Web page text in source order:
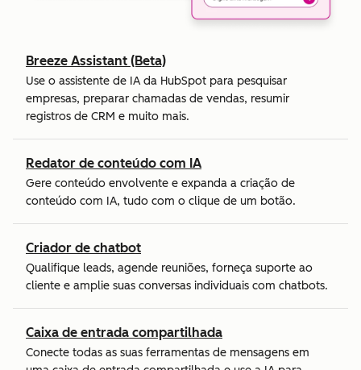
Breeze Assistant (Beta)
Use o assistente de IA da HubSpot para pesquisar
empresas, preparar chamadas de vendas, resumir
registros de CRM e muito mais.
Redator de conteúdo com IA
Gere conteúdo envolvente e expanda a criação de
conteúdo com IA, tudo com o clique de um botão.
Criador de chatbot
Qualifique leads, agende reuniões, forneça suporte ao
cliente e amplie suas conversas individuais com chatbots.
Caixa de entrada compartilhada
Conecte todas as suas ferramentas de mensagens em